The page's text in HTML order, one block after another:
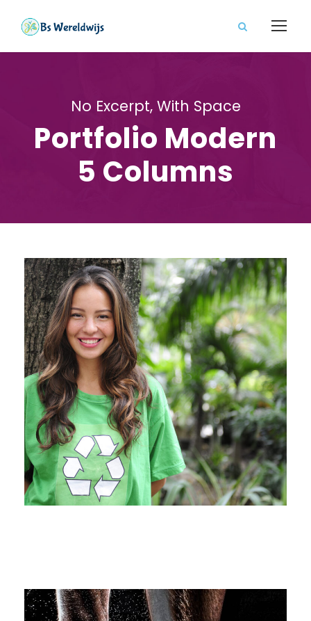
No Excerpt, With Space
Portfolio Modern
5 Columns
Charity & Voluntary For Social
Charity / Social